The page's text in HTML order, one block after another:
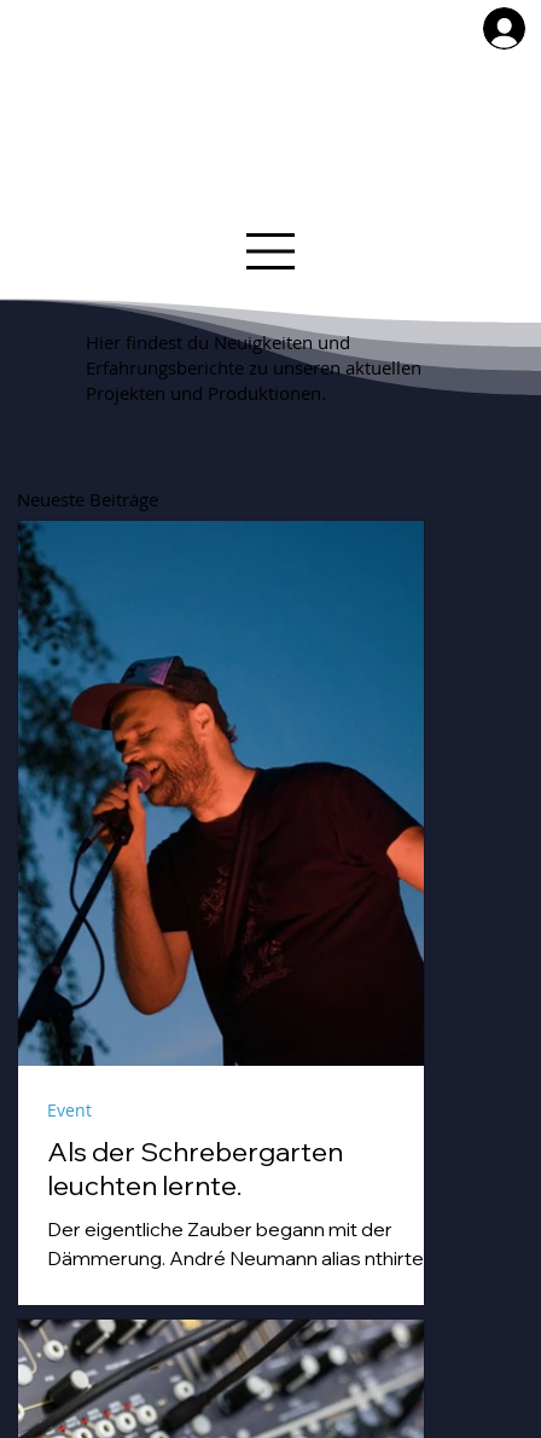
Neueste Beiträge
Als der Schrebergarten
leuchten lernte.
Der eigentliche Zauber begann mit der
Dämmerung. André Neumann alias nthirteen
strich mit einem Geigenbogen über seine E-
Gitarre, während die Sonne unterging.
Goldenes Abendlicht mischte sich mit
Farbspots in Türkis, Lila und Blau – die
„Erdbeere" versank für ein paar Minuten in
Event
Hier findest du Neuigkeiten und
Erfahrungsberichte zu unseren aktuellen
Projekten und Produktionen.